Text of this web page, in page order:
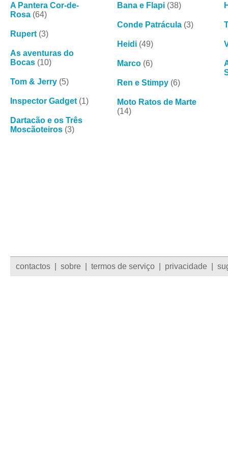
A Pantera Cor-de-
Rosa (64)
Rupert (3)
As aventuras do
Bocas (10)
Tom & Jerry (5)
Inspector Gadget (1)
Dartacão e os Três
Moscãoteiros (3)
Bana e Flapi (38)
Conde Patrácula (3)
Heidi (49)
Marco (6)
Ren e Stimpy (6)
Moto Ratos de Marte
(14)
contactos sobre termos de serviço privacidade